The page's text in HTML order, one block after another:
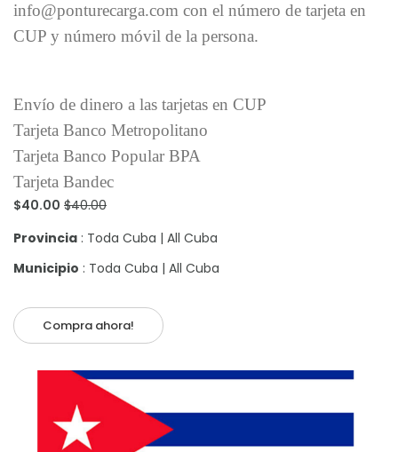
info@ponturecarga.com con el número de tarjeta en
CUP y número móvil de la persona.
Envío de dinero a las tarjetas en CUP
Tarjeta Banco Metropolitano
Tarjeta Banco Popular BPA
Tarjeta Bandec
$40.00 $40.00
Provincia : Toda Cuba | All Cuba
Municipio : Toda Cuba | All Cuba
Compra ahora!